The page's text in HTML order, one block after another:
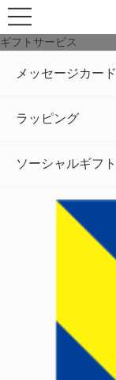
ギフトサービス
メッセージカード
ラッピング
ソーシャルギフト